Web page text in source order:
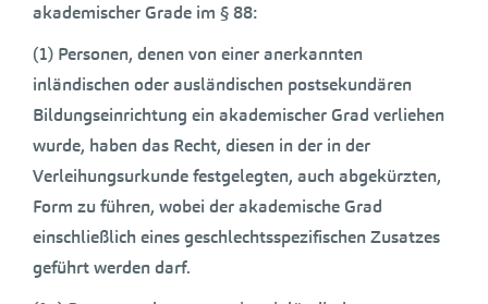
akademischer Grade im § 88:
(1) Personen, denen von einer anerkannten
inländischen oder ausländischen postsekundären
Bildungseinrichtung ein akademischer Grad verliehen
wurde, haben das Recht, diesen in der in der
Verleihungsurkunde festgelegten, auch abgekürzten,
Form zu führen, wobei der akademische Grad
einschließlich eines geschlechtsspezifischen Zusatzes
geführt werden darf.